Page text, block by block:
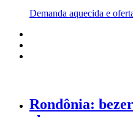
Demanda aquecida e
Rondônia: